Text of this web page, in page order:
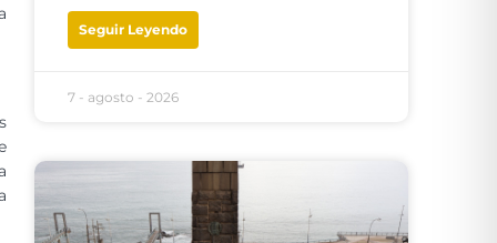
Seguir Leyendo
7 - agosto - 2026